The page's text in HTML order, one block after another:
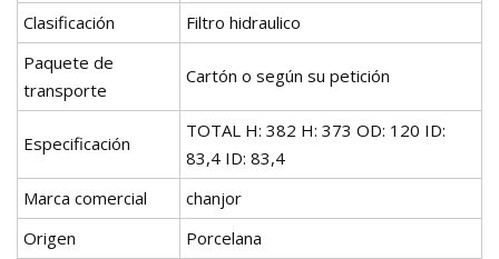
Clasificación
Filtro hidraulico
Paquete de
transporte
Cartón o según su petición
Especificación
TOTAL H: 382 H: 373 OD: 120 ID:
83,4 ID: 83,4
Marca comercial
chanjor
Origen
Porcelana